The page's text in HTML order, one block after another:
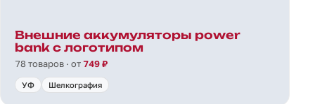
Внешние аккумуляторы power
bank с логотипом
78 товаров · от 749 ₽
УФ Шелкография